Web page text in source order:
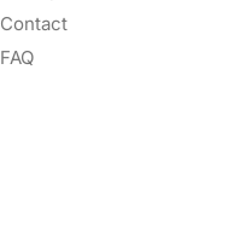
Contact
FAQ